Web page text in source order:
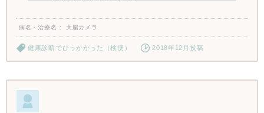
病名・治療名 大腸カメラ
健康診断でひっかかった（検便） 2018年12月投稿